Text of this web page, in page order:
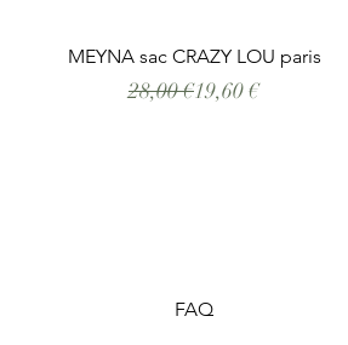
Aperçu rapide
MEYNA sac CRAZY LOU paris
Prix original
28,00 €Prix promotionnel
19,60 €
FAQ